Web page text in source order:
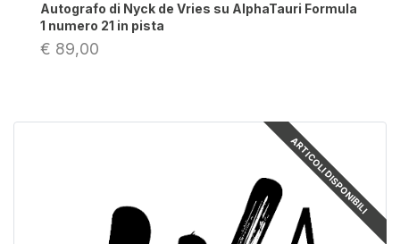
ARTICOLI DISPONIBILI
Autografo di Nyck de Vries su AlphaTauri Formula
1 numero 21 in pista
€ 89,00